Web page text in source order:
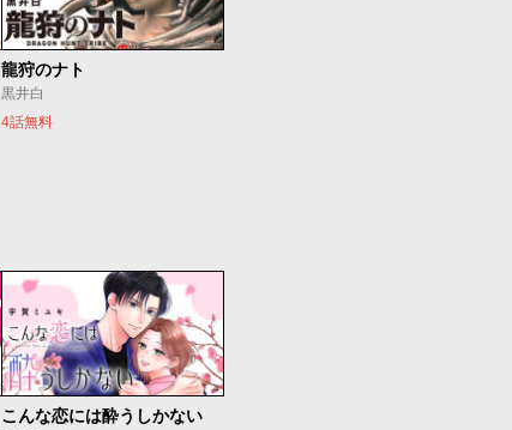
龍狩のナト
黒井白
4話無料
こんな恋には酔うしかない